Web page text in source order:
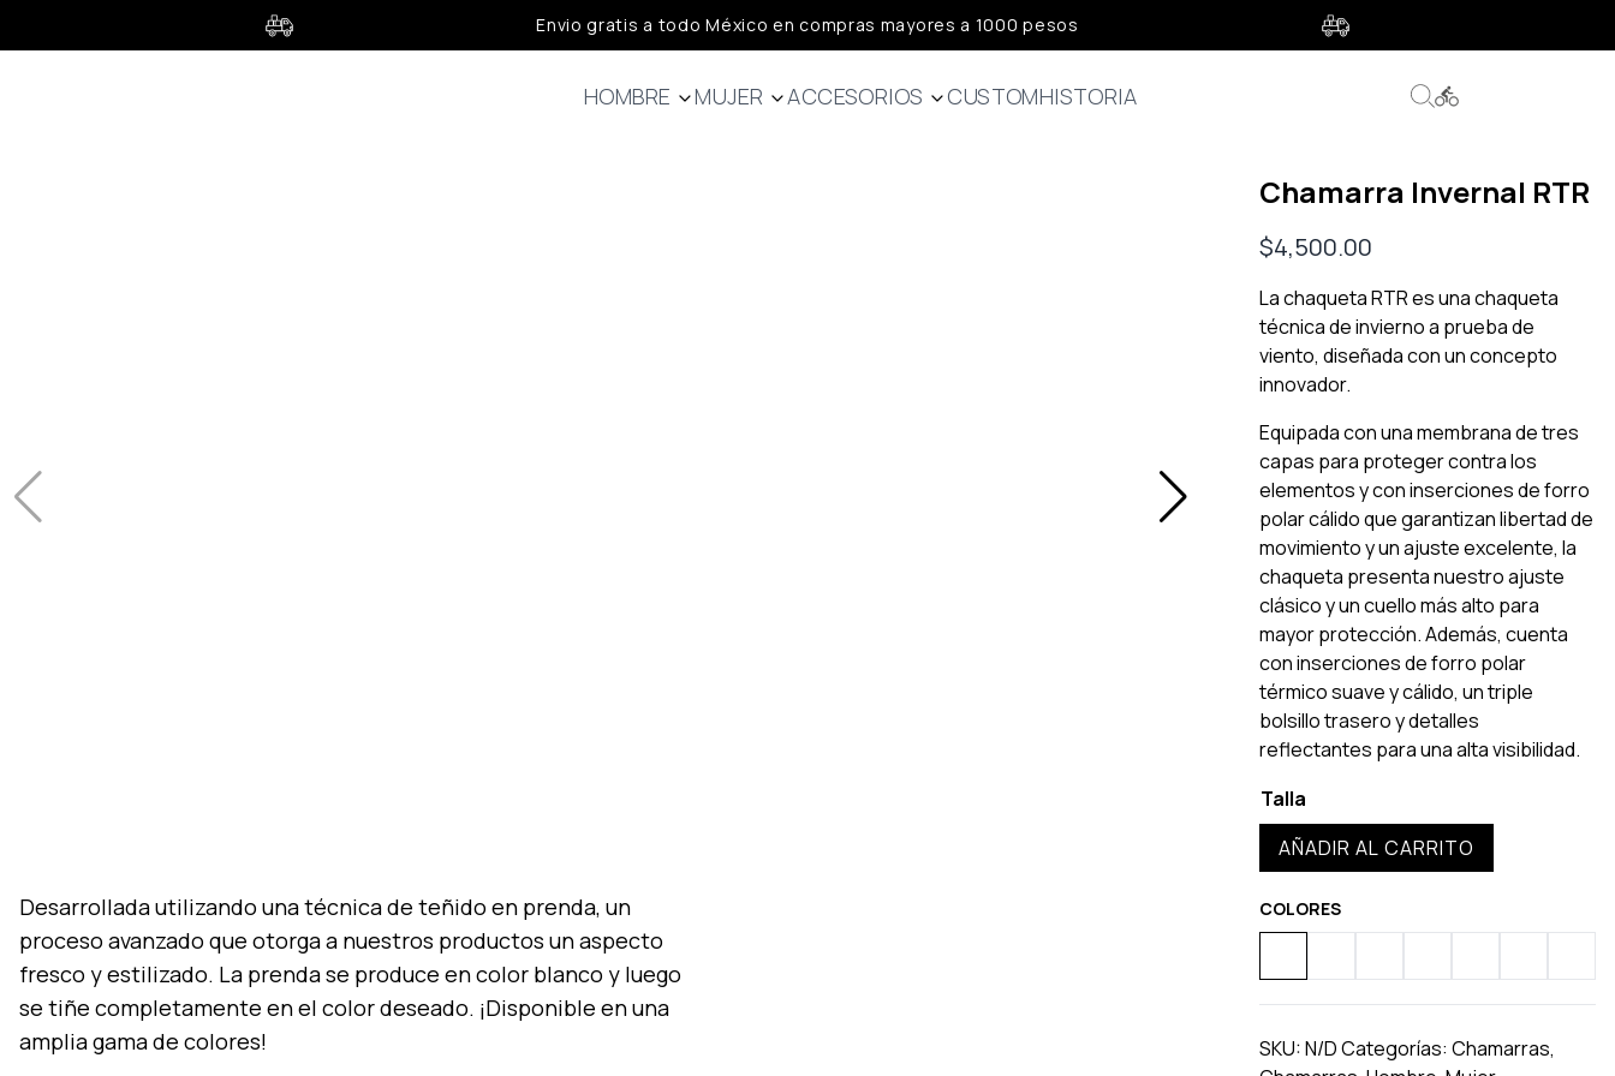
Envio gratis a todo México en compras mayores a 1000 pesos
HOMBRE MUJER ACCESORIOS CUSTOMHISTORIA
Desarrollada utilizando una técnica de teñido en prenda, un
proceso avanzado que otorga a nuestros productos un aspecto
fresco y estilizado. La prenda se produce en color blanco y luego
se tiñe completamente en el color deseado. ¡Disponible en una
amplia gama de colores!
Chamarra Invernal RTR
$4,500.00
La chaqueta RTR es una chaqueta
técnica de invierno a prueba de
viento, diseñada con un concepto
innovador.
Equipada con una membrana de tres
capas para proteger contra los
elementos y con inserciones de forro
polar cálido que garantizan libertad de
movimiento y un ajuste excelente, la
chaqueta presenta nuestro ajuste
clásico y un cuello más alto para
mayor protección. Además, cuenta
con inserciones de forro polar
térmico suave y cálido, un triple
bolsillo trasero y detalles
reflectantes para una alta visibilidad.
Talla
Chamarra
Invernal
cantidad
AÑADIR AL CARRITO
COLORES
SKU:N/DCategorías: Chamarras,